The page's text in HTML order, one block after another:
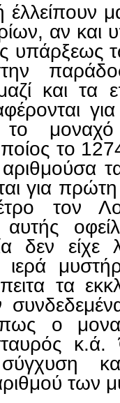
αν και
και τα
το
για
τον
δεν είχε
ιερά
τα
ο
κ.ά.
σύγχυση
των